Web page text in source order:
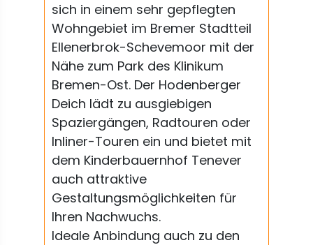
sich in einem sehr gepflegten
Wohngebiet im Bremer Stadtteil
Ellenerbrok-Schevemoor mit der
Nähe zum Park des Klinikum
Bremen-Ost. Der Hodenberger
Deich lädt zu ausgiebigen
Spaziergängen, Radtouren oder
Inliner-Touren ein und bietet mit
dem Kinderbauernhof Tenever
auch attraktive
Gestaltungsmöglichkeiten für
Ihren Nachwuchs.
Ideale Anbindung auch zu den